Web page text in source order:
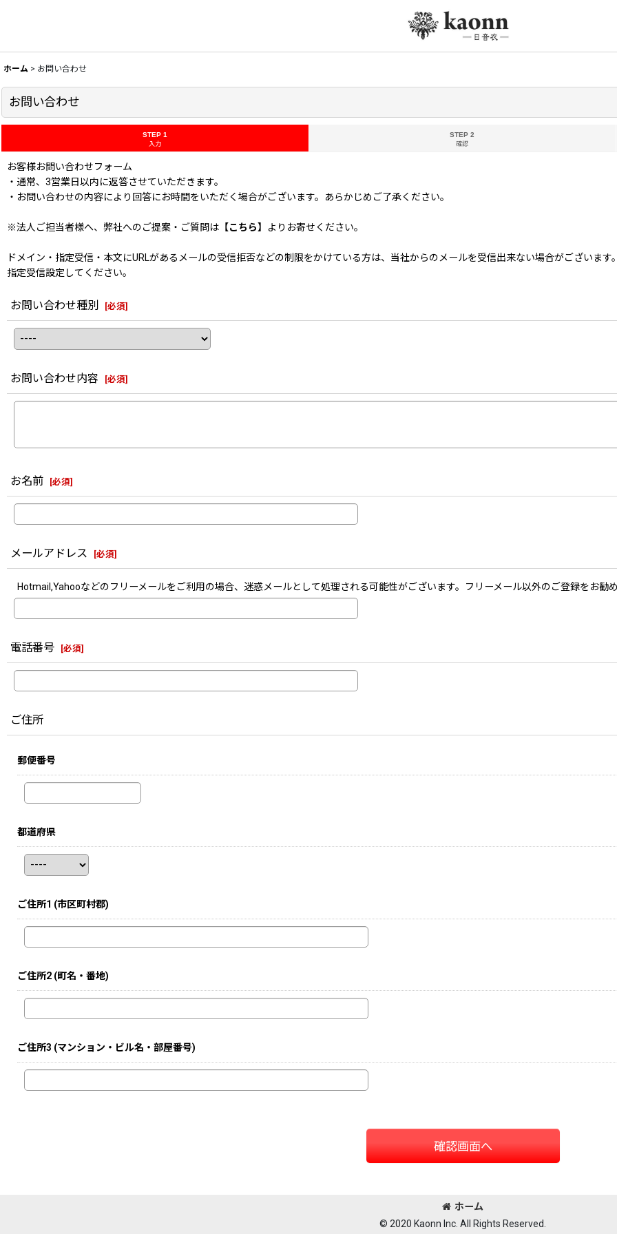
ホーム > お問い合わせ
お問い合わせ
STEP 1
入力
STEP 2
確認
お客様お問い合わせフォーム
・通常、3営業日以内に返答させていただきます。
・お問い合わせの内容により回答にお時間をいただく場合がございます。あらかじめご了承ください。
※法人ご担当者様へ、弊社へのご提案・ご質問は 【こちら】 よりお寄せください。
ドメイン・指定受信・本文にURLがあるメールの受信拒否などの制限をかけている方は、当社からのメールを受信出来ない場合がございま
指定受信設定してください。
お問い合わせ種別 [必須]
お問い合わせ内容 [必須]
お名前 [必須]
メールアドレス [必須]
Hotmail,Yahooなどのフリーメールをご利用の場合、迷惑メールとして処理される可能性がございます。フリーメール以外のご登録をお勧め
電話番号 [必須]
ご住所
郵便番号
都道府県
ご住所1 (市区町村郡)
ご住所2 (町名・番地)
ご住所3 (マンション・ビル名・部屋番号)
確認画面へ
ホーム
© 2020 Kaonn Inc. All Rights Reserved.